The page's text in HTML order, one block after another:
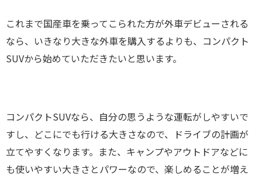
これまで国産車を乗ってこられた方が外車デビューされる
なら、いきなり大きな外車を購入するよりも、コンパクト
SUVから始めていただきたいと思います。
コンパクトSUVなら、自分の思うような運転がしやすいで
すし、どこにでも行ける大きさなので、ドライブの計画が
立てやすくなります。また、キャンプやアウトドアなどに
も使いやすい大きさとパワーなので、楽しめることが増え